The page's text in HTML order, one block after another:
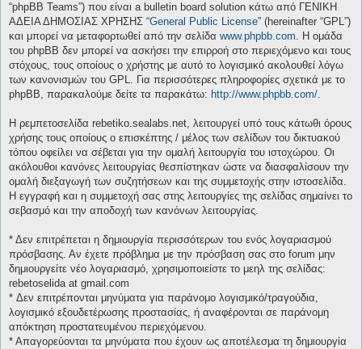
“phpBB Teams”) που είναι a bulletin board solution κάτω από ΓΕΝΙΚΗ
ΑΔΕΙΑ ΔΗΜΟΣΙΑΣ ΧΡΗΣΗΣ “General Public License” (hereinafter “GPL”)
και μπορεί να μεταφορτωθεί από την σελίδα www.phpbb.com. Η ομάδα
του phpBB δεν μπορεί να ασκήσει την επιρροή στο περιεχόμενο και τους
στόχους, τους οποίους ο χρήστης με αυτό το λογισμικό ακολουθεί λόγω
των κανονισμών του GPL. Για περισσότερες πληροφορίες σχετικά με το
phpBB, παρακαλούμε δείτε τα παρακάτω: http://www.phpbb.com/.
Η ρεμπετοσελίδα rebetiko.sealabs.net, λειτουργεί υπό τους κάτωθι όρους
χρήσης τους οποίους ο επισκέπτης / μέλος των σελίδων του δικτυακού
τόπου οφείλει να σέβεται για την ομαλή λειτουργία του ιστοχώρου. Οι
ακόλουθοι κανόνες λειτουργίας θεσπίστηκαν ώστε να διασφαλίσουν την
ομαλή διεξαγωγή των συζητήσεων και της συμμετοχής στην ιστοσελίδα.
Η εγγραφή και η συμμετοχή σας στης λειτουργίες της σελίδας σημαίνει το
σεβασμό και την αποδοχή των κανόνων λειτουργίας.
* Δεν επιτρέπεται η δημιουργία περισσότερων του ενός λογαριασμού
πρόσβασης. Αν έχετε πρόβλημα με την πρόσβαση σας στο forum μην
δημιουργείτε νέο λογαριασμό, χρησιμοποιείστε το μεηλ της σελίδας:
rebetoselida at gmail.com
* Δεν επιτρέπονται μηνύματα για παράνομο λογισμικό/τραγούδια,
λογισμικό εξουδετέρωσης προστασίας, ή αναφέρονται σε παράνομη
απόκτηση προστατευμένου περιεχόμενου.
* Απαγορεύονται τα μηνύματα που έχουν ως αποτέλεσμα τη δημιουργία